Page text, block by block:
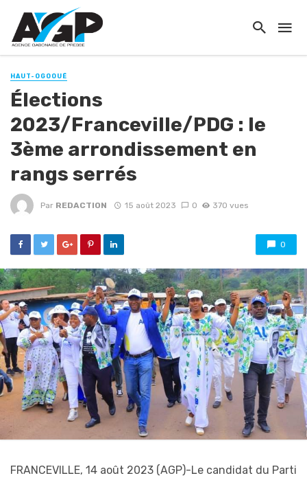
HAUT-OGOOUÉ
Élections
2023/Franceville/PDG : le
3ème arrondissement en
rangs serrés
Par REDACTION 15 août 2023 0 370 vues
0
FRANCEVILLE, 14 août 2023 (AGP)-Le candidat du Parti